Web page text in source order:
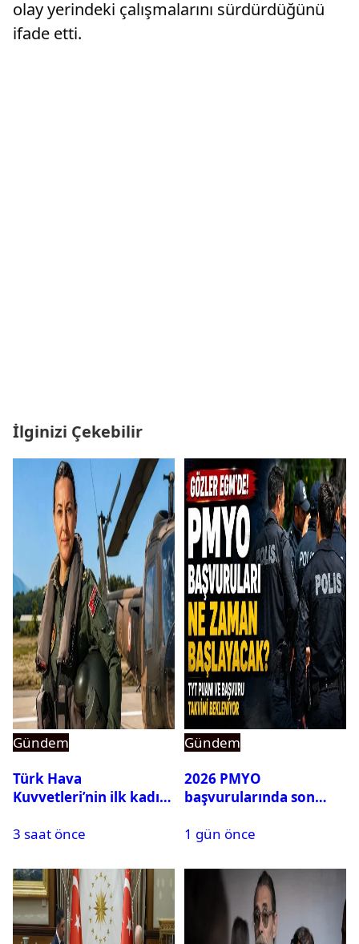
olay yerindeki çalışmalarını sürdürdüğünü
ifade etti.
İlginizi Çekebilir
Gündem
Türk Hava
Kuvvetleri’nin ilk kadın
Karapınar hakkında
ortaya çıktı
3 saat önce
Gündem
2026 PMYO
başvurularında son
1 gün önce